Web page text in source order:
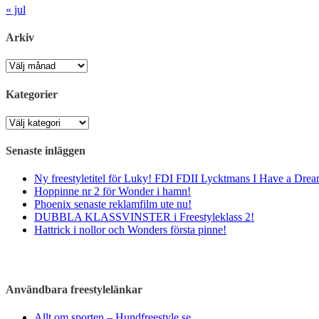
« jul
Arkiv
Arkiv
Kategorier
Kategorier
Senaste inläggen
Ny freestyletitel för Luky! FDI FDII Lycktmans I Have a
Hoppinne nr 2 för Wonder i hamn!
Phoenix senaste reklamfilm ute nu!
DUBBLA KLASSVINSTER i Freestyleklass 2!
Hattrick i nollor och Wonders första pinne!
Användbara freestylelänkar